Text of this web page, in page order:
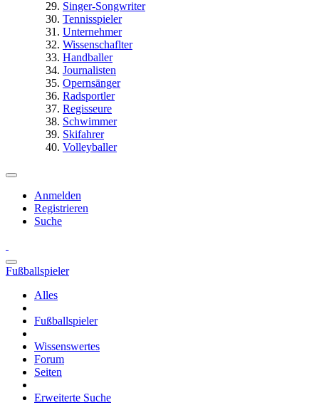
Singer-Songwriter
Tennisspieler
Unternehmer
Wissenschaflter
Handballer
Journalisten
Opernsänger
Radsportler
Regisseure
Schwimmer
Skifahrer
Volleyballer
Anmelden
Registrieren
Suche
Fußballspieler
Alles
Fußballspieler
Wissenswertes
Forum
Seiten
Erweiterte Suche